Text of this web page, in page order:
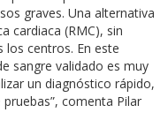
graves. Una alternativa
cardiaca (RMC), sin
centros. En este
sangre validado es muy
un diagnóstico rápido,
comenta Pilar